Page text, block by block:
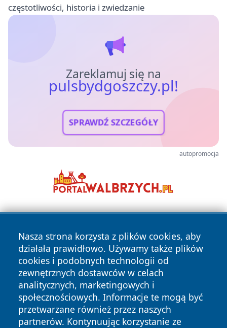
częstotliwości, historia i zwiedzanie
Zareklamuj się na
pulsbydgoszczy.pl!
SPRAWDŹ SZCZEGÓŁY
autopromocja
Nasza strona korzysta z plików cookies, aby
działała prawidłowo. Używamy także plików
cookies i podobnych technologii od
zewnętrznych dostawców w celach
analitycznych, marketingowych i
społecznościowych. Informacje te mogą być
przetwarzane również przez naszych
partnerów. Kontynuując korzystanie ze
Copyright © 2026 pulsbydgoszczy.pl Wszystkie prawa
zastrzeżone.
Polityka Polityka